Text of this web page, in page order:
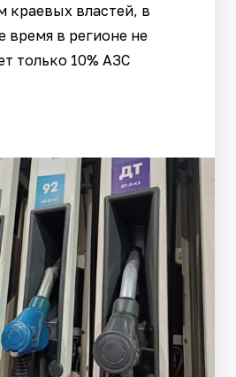
краевых властей, в
время в регионе не
только 10% АЗС